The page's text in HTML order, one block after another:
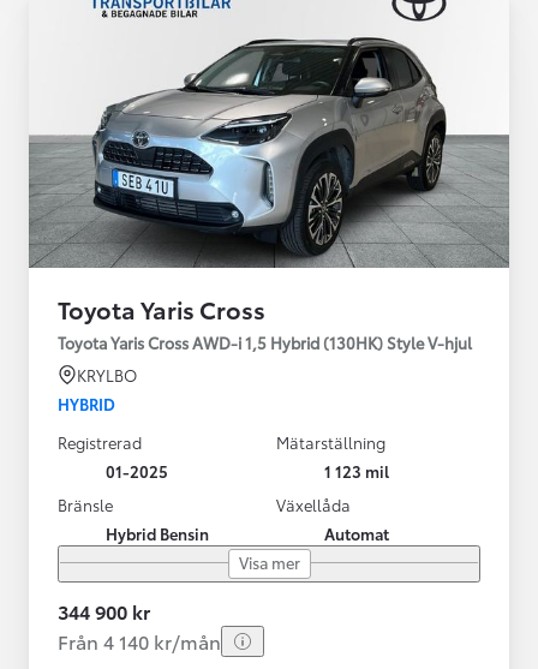
Toyota Yaris Cross
Toyota Yaris Cross AWD-i 1,5 Hybrid (130HK) Style V-hjul
KRYLBO
HYBRID
Registrerad
01-2025
Mätarställning
1 123 mil
Bränsle
Hybrid Bensin
Växellåda
Automat
Visa mer
344 900 kr
Från 4 140 kr/mån